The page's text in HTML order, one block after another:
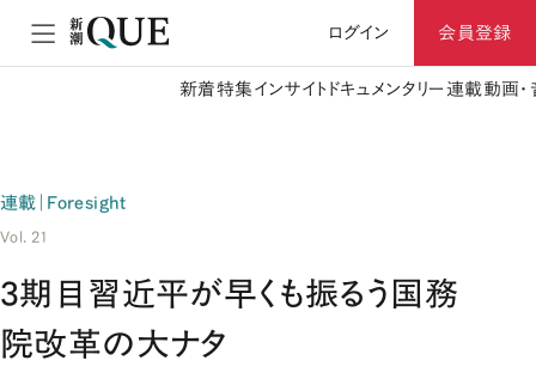
ログイン 会員登録
新着特集 インサイト ドキュメンタリー 連載動画
連載｜Foresight
Vol. 21
3期目習近平が早くも振るう国務
院改革の大ナタ